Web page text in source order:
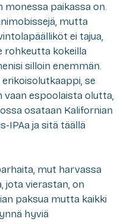
paikassa on.
mutta
ei tajua,
rohkeutta kokeilla
silloin enemmän.
se
vaan espoolaista olutta,
osataan Kalifornian
IPAa ja sitä täällä
mut harvassa
jota vierastan, on
paksua mutta kaikki
hyviä